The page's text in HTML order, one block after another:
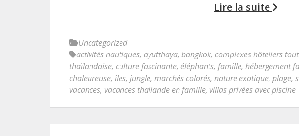
Lire la suite
Uncategorized
activités nautiques, ayutthaya, bangkok, complexes hôteliers
thaïlandaise, culture fascinante, éléphants, famille, hébergement
chaleureuse, îles, jungle, marchés colorés, nature exotique, plage,
vacances, vacances thailande en famille, villas privées avec piscine